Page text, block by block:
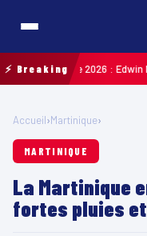
⚡ Breaking2026 : Edwin
Accueil›Martinique›
MARTINIQUE
La Martinique
fortes pluies